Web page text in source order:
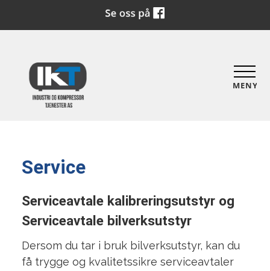
MENY
Service
Serviceavtale kalibreringsutstyr og
Serviceavtale bilverksutstyr
Dersom du tar i bruk bilverksutstyr, kan du
få trygge og kvalitetssikre serviceavtaler